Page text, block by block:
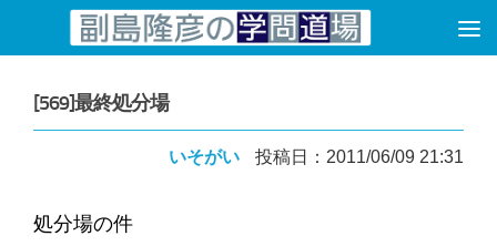
コンテンツへスキップ
[569]最終処分場
いそがい 投稿日：2011/06/09 21:31
処分場の件